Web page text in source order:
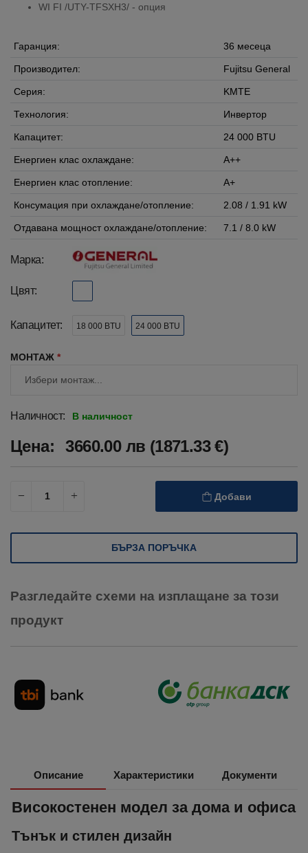
WI FI /UTY-TFSXH3/ - опция
Гаранция: 36 месеца
Производител: Fujitsu General
Серия: KMTE
Технология: Инвертор
Капацитет: 24 000 BTU
Енергиен клас охлаждане: A++
Енергиен клас отопление: A+
Консумация при охлаждане/отопление: 2.08 / 1.91 kW
Отдавана мощност охлаждане/отопление: 7.1 / 8.0 kW
Марка:
Цвят:
Капацитет: 18 000 BTU 24 000 BTU
МОНТАЖ *
Наличност: В наличност
Цена: 3660.00 лв (1871.33 €)
Добави
БЪРЗА ПОРЪЧКА
Разгледайте схеми на изплащане за този
продукт
Описание Характеристики Документи
Високостенен модел за дома и офиса
Тънък и стилен дизайн